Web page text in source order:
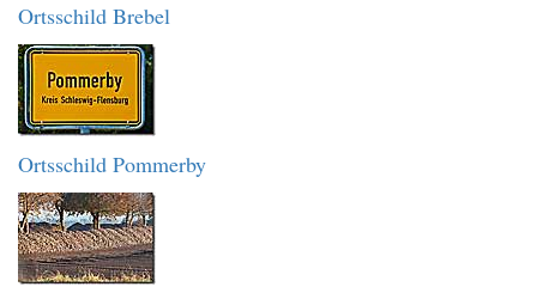
Ortsschild Brebel
Ortsschild Pommerby